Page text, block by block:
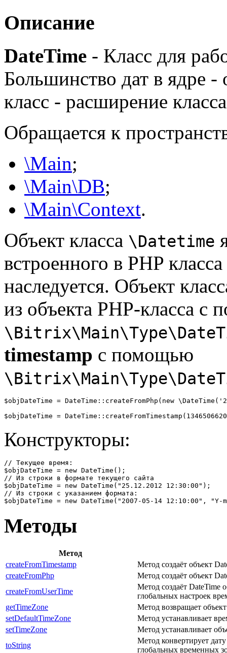
Описание
DateTime - Класс для
Большинство дат в ядре -
класс - расширение
Обращается к
\Main;
\Main\DB;
\Main\Context.
Объект класса \Datetime
встроенного в PHP класса
наследуется. Объект
из объекта PHP-класса с
timestamp с помощью
$objDateTime = DateTime::createFromPhp(new
$objDateTime =
Конструкторы:
// Текущее время:
$objDateTime = new DateTime();
// Из строки в формате текущего сайта
$objDateTime = new DateTime("25.12.2012 12:30:00");
// Из строки с указанием формата:
$objDateTime = new DateTime("2007-05-14 12:10:00",
Методы
Метод
createFromTimestamp
Метод создаёт объект
createFromPhp
Метод создаёт объект
createFromUserTime
Метод создаёт DateTime
глобальных настроек
getTimeZone
Метод возвращает
setDefaultTimeZone
Метод устанавливает
setTimeZone
Метод устанавливает
toString
Метод конвертирует
глобальных временных